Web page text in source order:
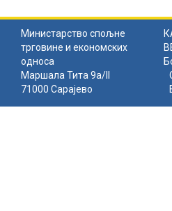
Министарство спољне
трговине и економских
односа
Маршала Тита 9а/II
71000 Сарајево